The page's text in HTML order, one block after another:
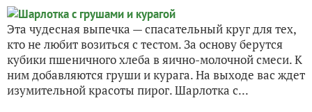
Эта чудесная выпечка — спасательный круг для тех,
кто не любит возиться с тестом. За основу берутся
кубики пшеничного хлеба в яично-молочной смеси. К
ним добавляются груши и курага. На выходе вас ждет
изумительной красоты пирог. Шарлотка с...